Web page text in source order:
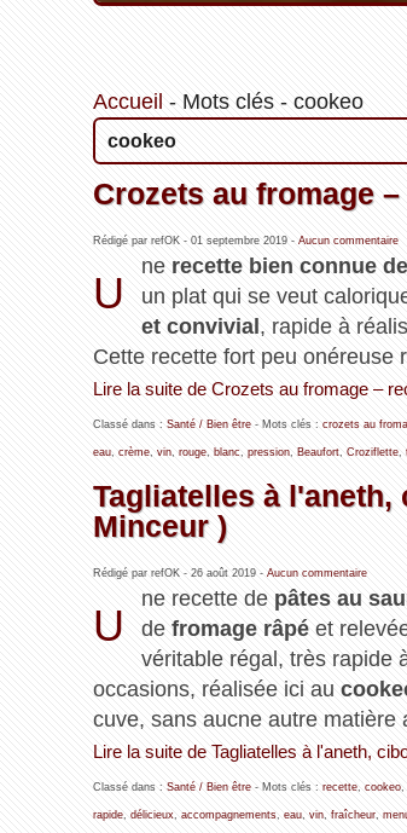
Accueil - Mots clés- cookeo
cookeo
Crozets au fromage
Rédigé par refOK - 01 septembre 2019- Aucun commentaire
U
ne recette bien connue
un plat qui se veut
et convivial , rapide à
Cette recette fort peu onéreuse
Lire la suite de Crozets au fromage –
Classé dans : Santé / Bien être- Mots clés : crozets au
eau, crème, vin, rouge, blanc, pression, Beaufort, Croziflette,
Tagliatelles à
Minceur )
Rédigé par refOK - 26 août 2019- Aucun commentaire
U
ne recette de pâtes au
de fromage râpé et
véritable régal, très rapide
occasions, réalisée ici au
cuve, sans aucne autre matière
Lire la suite de Tagliatelles à l'aneth,
Classé dans : Santé / Bien être- Mots clés : recette, cookeo,
rapide, délicieux, accompagnements, eau, vin, fraîcheur,